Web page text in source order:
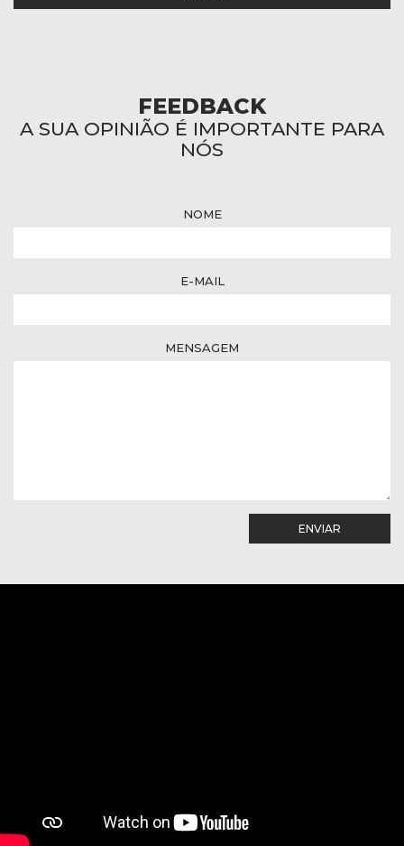
FEEDBACK
A SUA OPINIÃO É IMPORTANTE PARA
NÓS
NOME
E-MAIL
MENSAGEM
ENVIAR